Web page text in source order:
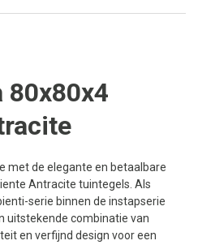
80x80x4
met de elegante en betaalbare
Antracite tuintegels. Als
serie binnen de instapserie
uitstekende combinatie van
en verfijnd design voor een